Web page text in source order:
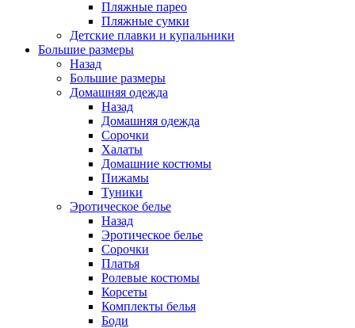
Пляжные парео
Пляжные сумки
Детские плавки и купальники
Большие размеры
Назад
Большие размеры
Домашняя одежда
Назад
Домашняя одежда
Сорочки
Халаты
Домашние костюмы
Пижамы
Туники
Эротическое белье
Назад
Эротическое белье
Сорочки
Платья
Ролевые костюмы
Корсеты
Комплекты белья
Боди